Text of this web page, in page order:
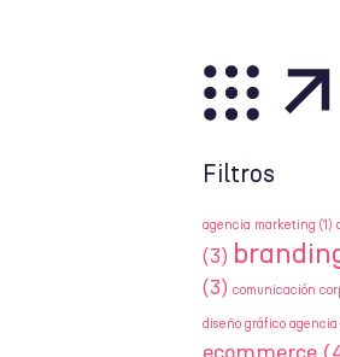
Filtros
agencia marketing (1)
(3)
(3) comunicación
diseño gráfico agencia